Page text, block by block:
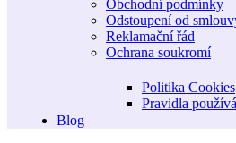
Obchodní podmínky
Odstoupení od
Reklamační řád
Ochrana soukromí
Politika Cookies
Pravidla
Blog